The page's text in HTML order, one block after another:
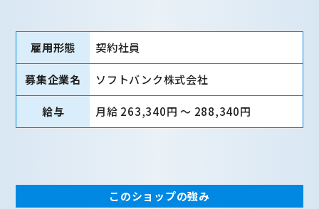
雇用形態 契約社員
募集企業名 ソフトバンク株式会社
給与 月給 263,340円 〜 288,340円
このショップの強み